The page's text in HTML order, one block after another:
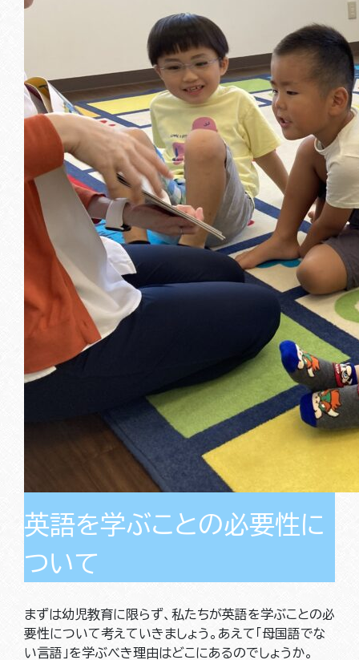
英語を学ぶことの必要性に
ついて
まずは幼児教育に限らず、私たちが英語を学ぶことの必
要性について考えていきましょう。あえて「母国語でな
い言語」を学ぶべき理由はどこにあるのでしょうか。